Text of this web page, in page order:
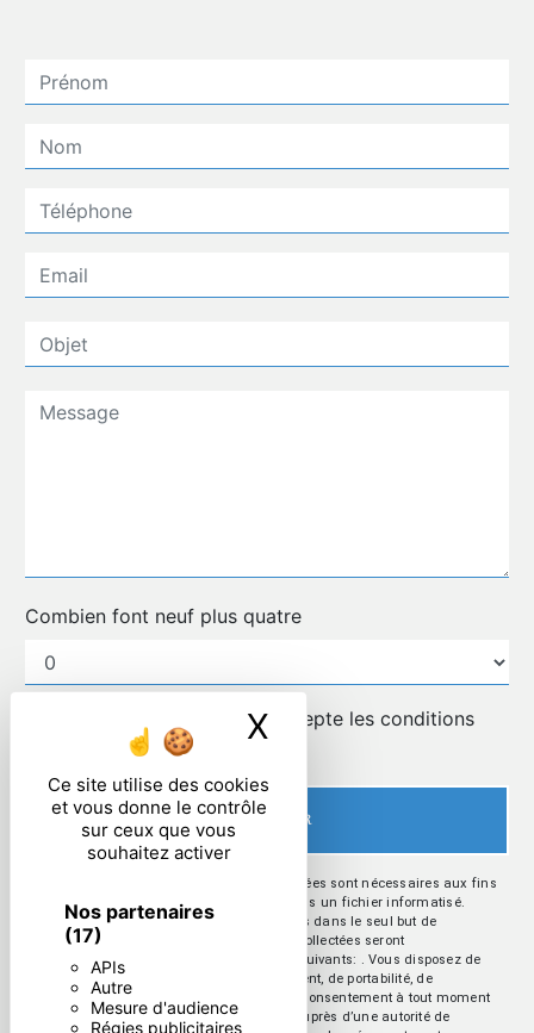
Ce site utilise des cookies
et vous donne le contrôle
sur ceux que vous
souhaitez activer
Nos partenaires
(17)
APIs
Autre
Mesure d'audience
Régies publicitaires
X Masquer le
Combien font neuf plus quatre
En cochant cette case, j'accepte les conditions
particulières ci-dessous **
ENVOYER
** Les données personnelles communiquées sont nécessaires aux fins
de vous contacter et sont enregistrées dans un fichier informatisé.
Elles sont destinées à et ses sous-traitants dans le seul but de
répondre à votre message. Les données collectées seront
communiquées aux seuls destinataires suivants: . Vous disposez de
droits d’accès, de rectification, d’effacement, de portabilité, de
limitation, d’opposition, de retrait de votre consentement à tout moment
et du droit d’introduire une réclamation auprès d’une autorité de